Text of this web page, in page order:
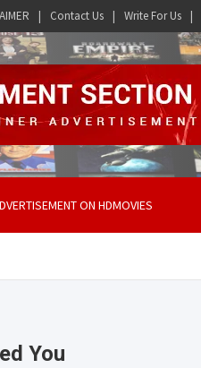
Contact Us Write For Us
ON HDMOVIES
You